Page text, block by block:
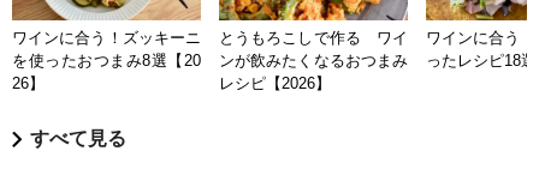
ワインに合う！ズッキーニ
を使ったおつまみ8選【20
26】
とうもろこしで作る ワイ
ンが飲みたくなるおつまみ
レシピ【2026】
ワインに合う
ったレシピ18
すべて見る